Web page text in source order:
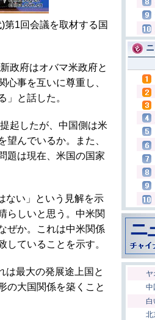
第1回会議を取材する国
政府はオバマ米政府と
事を互いに尊重し、
」と話した。
起したが、中国側は米
んでいるか。また、
題は現在、米国の国家
ない」という見解を示
らしいと思う。中米関
ぜか。これは中米関係
ていることを示す。
は最大の発展途上国と
の大国関係を築くこと